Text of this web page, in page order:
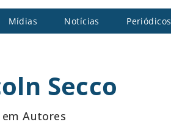
Mídias Notícias Periódicos
Secco
em Autores